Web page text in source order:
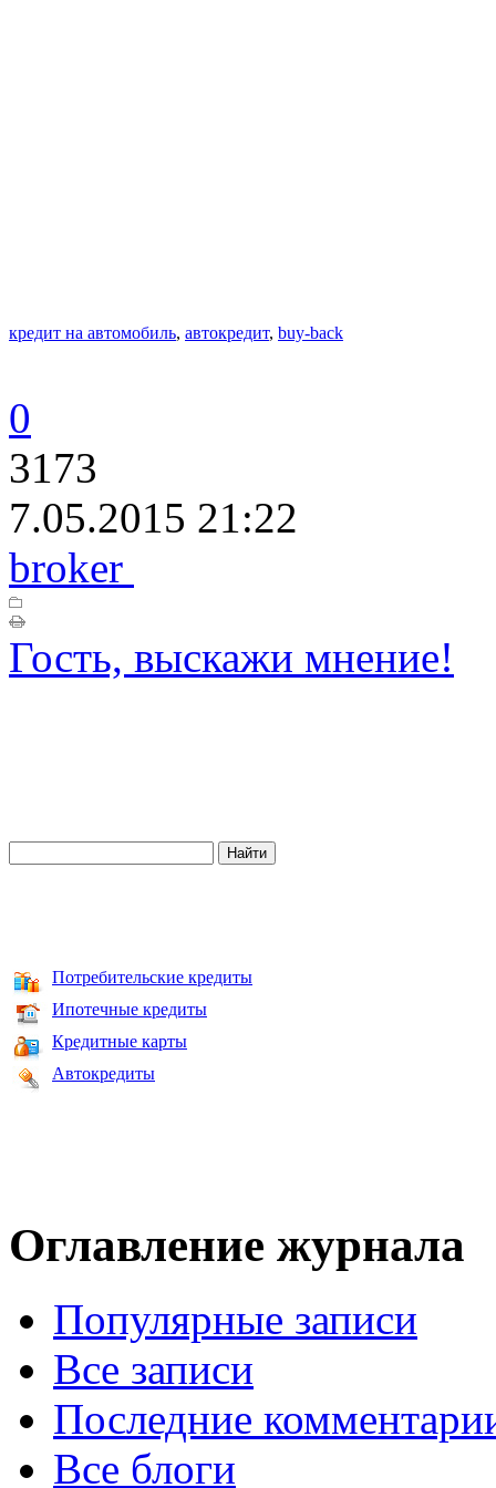
кредит на автомобиль, автокредит, buy-back
0
3173
7.05.2015 21:22
broker
Гость, выскажи мнение!
Потребительские кредиты
Ипотечные кредиты
Кредитные карты
Автокредиты
Оглавление журнала
Популярные записи
Все записи
Последние
Все блоги